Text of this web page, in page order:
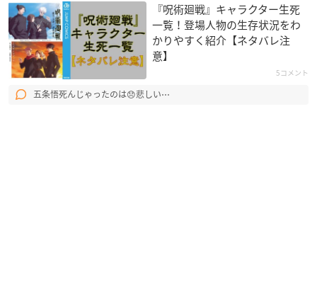
『呪術廻戦』キャラクター生死
一覧！登場人物の生存状況をわ
かりやすく紹介【ネタバレ注
意】
5コメント
五条悟死んじゃったのは😞悲しい⋯